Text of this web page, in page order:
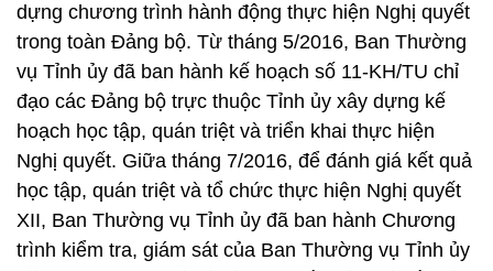
dựng chương trình hành động thực hiện Nghị quyết
trong toàn Đảng bộ. Từ tháng 5/2016, Ban Thường
vụ Tỉnh ủy đã ban hành kế hoạch số 11-KH/TU chỉ
đạo các Đảng bộ trực thuộc Tỉnh ủy xây dựng kế
hoạch học tập, quán triệt và triển khai thực hiện
Nghị quyết. Giữa tháng 7/2016, để đánh giá kết quả
học tập, quán triệt và tổ chức thực hiện Nghị quyết
XII, Ban Thường vụ Tỉnh ủy đã ban hành Chương
trình kiểm tra, giám sát của Ban Thường vụ Tỉnh ủy